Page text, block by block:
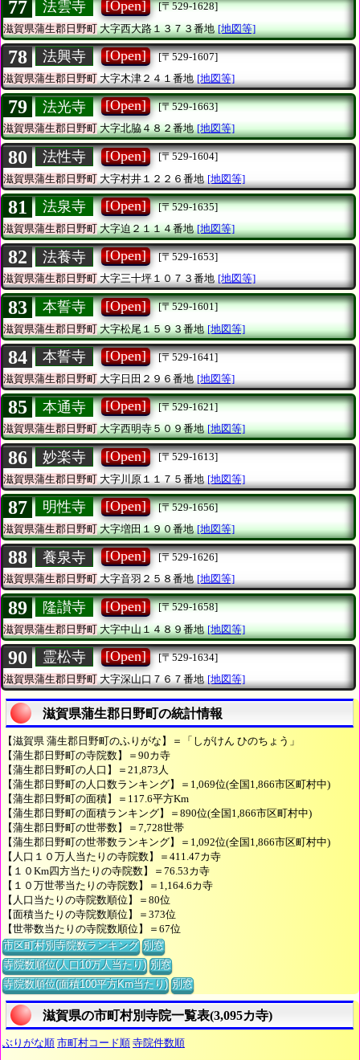
77 法雲寺 [Open]
[〒529-1628]
滋賀県蒲生郡日野町大字西大路１３７３番地 [地図等]
78 法興寺 [Open]
[〒529-1607]
滋賀県蒲生郡日野町 大字木津２４１番地 [地図等]
79 法光寺 [Open]
[〒529-1663]
滋賀県蒲生郡日野町大字北脇４８２番地 [地図等]
80 法性寺 [Open]
[〒529-1604]
滋賀県蒲生郡日野町 大字村井１２２６番地 [地図等]
81 法泉寺 [Open]
[〒529-1635]
滋賀県蒲生郡日野町大字迫２１１４番地 [地図等]
82 法養寺 [Open]
[〒529-1653]
滋賀県蒲生郡日野町大字三十坪１０７３番地 [地図等]
83 本誓寺 [Open]
[〒529-1601]
滋賀県蒲生郡日野町大字松尾１５９３番地 [地図等]
84 本誓寺 [Open]
[〒529-1641]
滋賀県蒲生郡日野町 大字日田２９６番地 [地図等]
85 本通寺 [Open]
[〒529-1621]
滋賀県蒲生郡日野町大字西明寺５０９番地 [地図等]
86 妙楽寺 [Open]
[〒529-1613]
滋賀県蒲生郡日野町 大字川原１１７５番地 [地図等]
87 明性寺 [Open]
[〒529-1656]
滋賀県蒲生郡日野町大字増田１９０番地 [地図等]
88 養泉寺 [Open]
[〒529-1626]
滋賀県蒲生郡日野町大字音羽２５８番地 [地図等]
89 隆讃寺 [Open]
[〒529-1658]
滋賀県蒲生郡日野町大字中山１４８９番地 [地図等]
90 霊松寺 [Open]
[〒529-1634]
滋賀県蒲生郡日野町 大字深山口７６７番地 [地図等]
滋賀県蒲生郡日野町の統計情報
【滋賀県 蒲生郡日野町のふりがな】＝「しがけん ひのちょう」
【蒲生郡日野町の寺院数】＝90カ寺
【蒲生郡日野町の人口】＝21,873人
【蒲生郡日野町の人口数ランキング】＝1,069位(全国1,866市区町村中)
【蒲生郡日野町の面積】＝117.6平方Km
【蒲生郡日野町の面積ランキング】＝890位(全国1,866市区町村中)
【蒲生郡日野町の世帯数】＝7,728世帯
【蒲生郡日野町の世帯数ランキング】＝1,092位(全国1,866市区町村中)
【人口１０万人当たりの寺院数】＝411.47カ寺
【１０Km四方当たりの寺院数】＝76.53カ寺
【１０万世帯当たりの寺院数】＝1,164.6カ寺
【人口当たりの寺院数順位】＝80位
【面積当たりの寺院数順位】＝373位
【世帯数当たりの寺院数順位】＝67位
市区町村別寺院数ランキング 別窓
寺院数順位(人口10万人当たり) 別窓
寺院数順位(面積100平方Km当たり) 別窓
滋賀県の市町村別寺院一覧表(3,095カ寺)
ぶりがな順 市町村コード順 寺院件数順